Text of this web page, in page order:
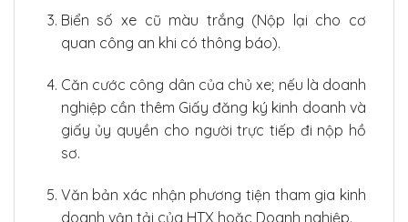
Biển số xe cũ màu trắng (Nộp lại cho cơ
quan công an khi có thông báo).
Căn cước công dân của chủ xe; nếu là doanh
nghiệp cần thêm Giấy đăng ký kinh doanh và
giấy ủy quyền cho người trực tiếp đi nộp hồ
sơ.
Văn bản xác nhận phương tiện tham gia kinh
doanh vận tải của HTX hoặc Doanh nghiệp.